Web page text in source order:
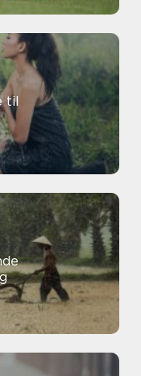
til